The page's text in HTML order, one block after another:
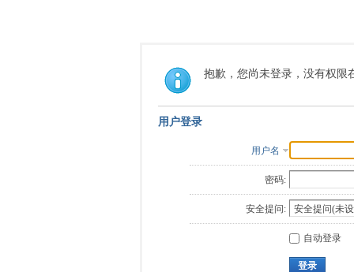
抱歉，您尚未登录，没有权限
用户登录
用户名
密码:
安全提问:
自动登录
登录